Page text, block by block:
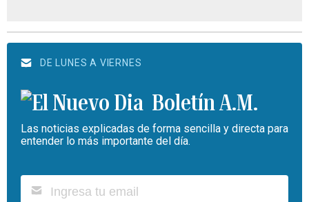
DE LUNES A VIERNES
Boletín A.M.
Las noticias explicadas de forma sencilla y directa para
entender lo más importante del día.